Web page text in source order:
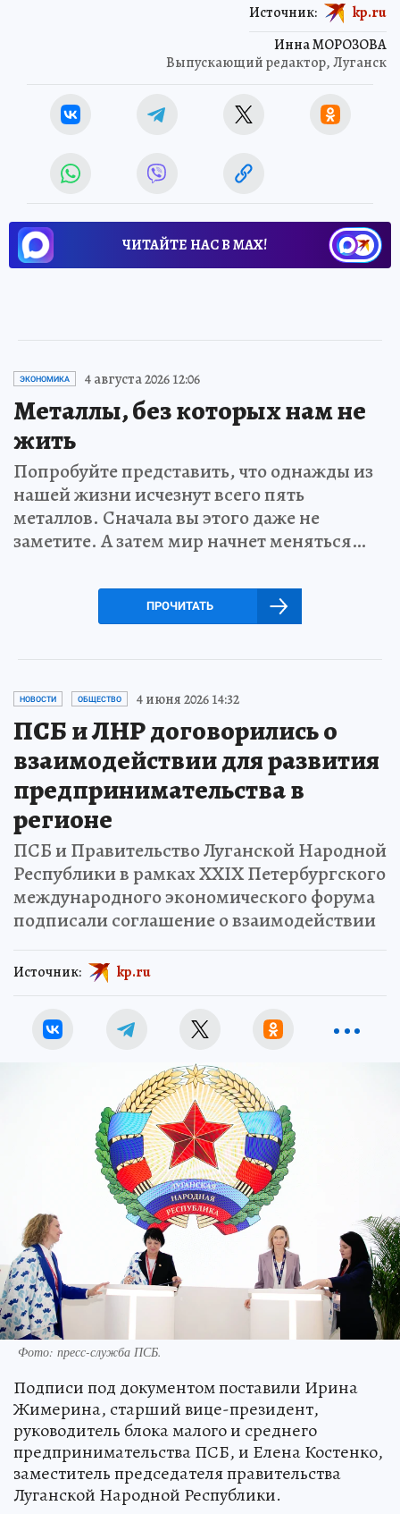
Инна МОРОЗОВА
Выпускающий редактор, Луганск
Источник: kp.ru
ЧИТАЙТЕ НАС В МАХ!
ЭКОНОМИКА 4 августа 2026 12:06
Металлы, без которых нам не
жить
Попробуйте представить, что однажды из
нашей жизни исчезнут всего пять
металлов. Сначала вы этого даже не
заметите. А затем мир начнет меняться…
ПРОЧИТАТЬ
НОВОСТИ ОБЩЕСТВО 4 июня 2026 14:32
ПСБ и ЛНР договорились о
взаимодействии для развития
предпринимательства в
регионе
ПСБ и Правительство Луганской Народной
Республики в рамках XXIX Петербургского
международного экономического форума
подписали соглашение о взаимодействии
Источник: kp.ru
Фото: пресс-служба ПСБ.
Подписи под документом поставили Ирина
Жимерина, старший вице-президент,
руководитель блока малого и среднего
предпринимательства ПСБ, и Елена Костенко,
заместитель председателя правительства
Луганской Народной Республики.